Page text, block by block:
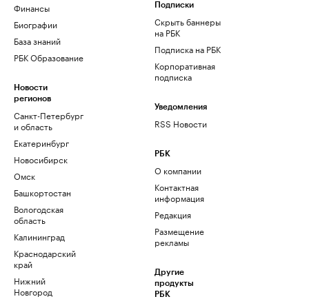
Финансы
Биографии
База знаний
РБК Образование
Новости
регионов
Санкт-Петербург
и область
Екатеринбург
Новосибирск
Омск
Башкортостан
Вологодская
область
Калининград
Краснодарский
край
Нижний
Новгород
Подписки
Скрыть баннеры
на РБК
Подписка на РБК
Корпоративная
подписка
Уведомления
RSS Новости
РБК
О компании
Контактная
информация
Редакция
Размещение
рекламы
Другие
продукты
РБК